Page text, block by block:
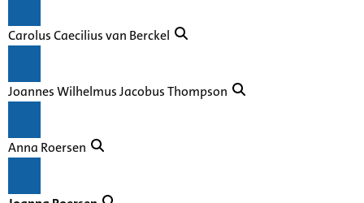
Carolus Caecilius van Berckel
Joannes Wilhelmus Jacobus Thompson
Anna Roersen